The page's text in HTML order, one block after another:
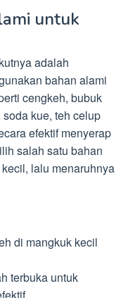
untuk
adalah
bahan alami
cengkeh, bubuk
kue, teh celup
efektif menyerap
salah satu bahan
lalu menaruhnya
di mangkuk kecil
terbuka untuk